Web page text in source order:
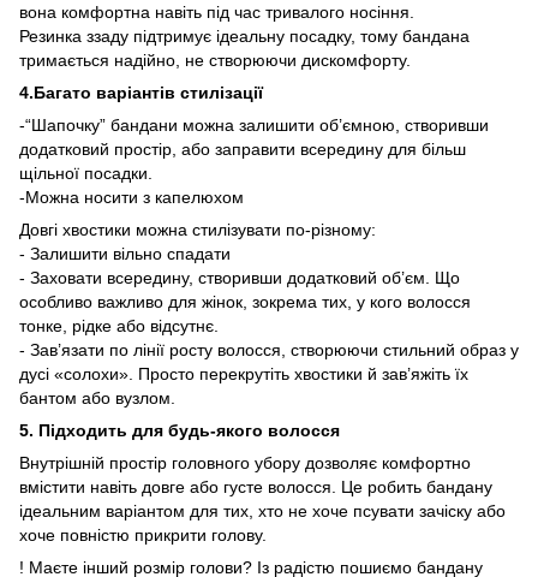
вона комфортна навіть під час тривалого носіння.
Резинка ззаду підтримує ідеальну посадку, тому бандана
тримається надійно, не створюючи дискомфорту.
4.Багато варіантів стилізації
-“Шапочку” бандани можна залишити об’ємною, створивши
додатковий простір, або заправити всередину для більш
щільної посадки.
-Можна носити з капелюхом
Довгі хвостики можна стилізувати по-різному:
- Залишити вільно спадати
- Заховати всередину, створивши додатковий об’єм. Що
особливо важливо для жінок, зокрема тих, у кого волосся
тонке, рідке або відсутнє.
- Зав’язати по лінії росту волосся, створюючи стильний образ у
дусі «солохи». Просто перекрутіть хвостики й зав’яжіть їх
бантом або вузлом.
5. Підходить для будь-якого волосся
Внутрішній простір головного убору дозволяє комфортно
вмістити навіть довге або густе волосся. Це робить бандану
ідеальним варіантом для тих, хто не хоче псувати зачіску або
хоче повністю прикрити голову.
! Маєте інший розмір голови? Із радістю пошиємо бандану